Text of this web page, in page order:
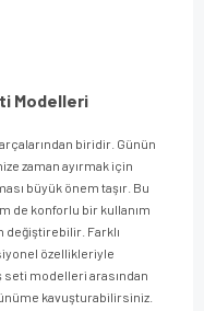
Modelleri
biridir. Günün
zaman ayırmak için
büyük önem taşır. Bu
de konforlu bir kullanım
değiştirebilir. Farklı
özellikleriyle
seti modelleri arasından
kavuşturabilirsiniz.